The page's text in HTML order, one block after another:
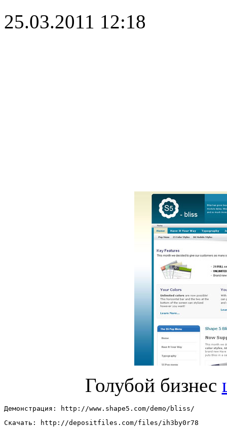
25.03.2011 12:18
Голубой бизнес
Демонстрация: http://www.shape5.com/demo/bliss/
Скачать: http://depositfiles.com/files/ih3by0r78